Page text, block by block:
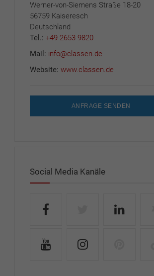
Werner-von-Siemens Straße 18-20
56759 Kaiseresch
Deutschland
Tel.: +49 2653 9820
Mail: info@classen.de
Website: www.classen.de
ANFRAGE SENDEN
Social Media Kanäle